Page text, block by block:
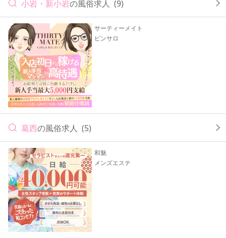
小岩・新小岩の風俗求人 (9)
サーティーメイト
ピンサロ
葛西の風俗求人 (5)
和魅
メンズエステ